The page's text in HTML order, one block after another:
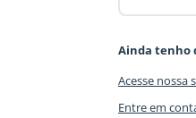
Ainda tenho
Acesse nossa
Entre em